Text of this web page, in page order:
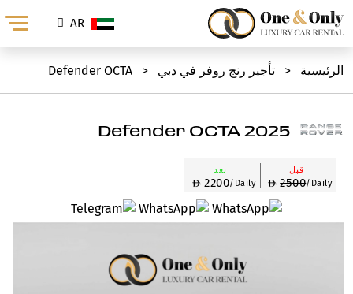
الرئيسية < تأجير رنج روفر في دبي <
Defender OCTA
2025 Defender OCTA
قبل
2500/Daily
بعد
2200/Daily